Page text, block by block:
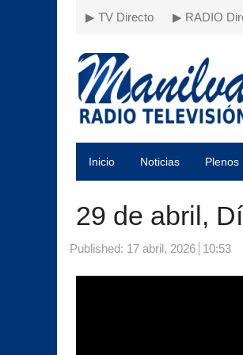
▶ TV Directo ▶ RADIO
Inicio Noticias Plenos
29 de abril,
Published: 17 abril, 2026 10:53